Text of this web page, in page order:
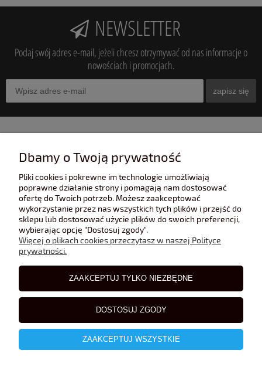
NEWSLETTER
Podaj swój adres e-mail, jeżeli chcesz otrzymywać od nas informacje o
nowościach i promocjach.
zapisz się
POMOC
POLECANE STRONY
BLOG
Dbamy o Twoją prywatność
Pliki cookies i pokrewne im technologie umożliwiają
poprawne działanie strony i pomagają nam dostosować
ofertę do Twoich potrzeb. Możesz zaakceptować
wykorzystanie przez nas wszystkich tych plików i przejść do
sklepu lub dostosować użycie plików do swoich preferencji,
wybierając opcję "Dostosuj zgody".
Więcej o plikach cookies przeczytasz w naszej Polityce
prywatności.
ZAAKCEPTUJ TYLKO NIEZBĘDNE
DOSTOSUJ ZGODY
ZAAKCEPTUJ WSZYSTKIE